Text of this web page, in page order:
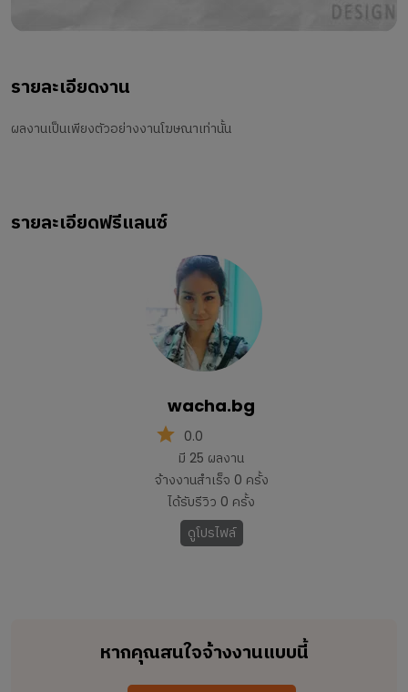
รายละเอียดงาน
ผลงานเป็นเพียงตัวอย่างงานโฆษณาเท่านั้น
รายละเอียดฟรีแลนซ์
wacha.bg
0.0
มี 25 ผลงาน
จ้างงานสำเร็จ 0 ครั้ง
ได้รับรีวิว 0 ครั้ง
ดูโปรไฟล์
หากคุณสนใจจ้างงานแบบนี้